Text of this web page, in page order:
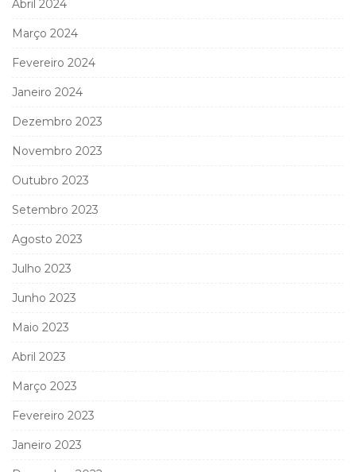
Abril 2024
Março 2024
Fevereiro 2024
Janeiro 2024
Dezembro 2023
Novembro 2023
Outubro 2023
Setembro 2023
Agosto 2023
Julho 2023
Junho 2023
Maio 2023
Abril 2023
Março 2023
Fevereiro 2023
Janeiro 2023